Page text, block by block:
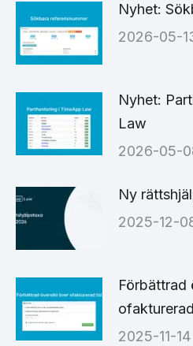
Nyhet:
2026-05-
Nyhet:
Law
2026-05-
Ny
2025-12-
Förbättrad
2025-11-14